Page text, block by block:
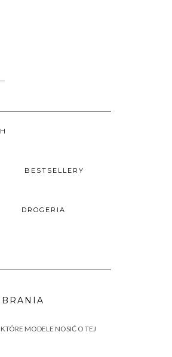
BESTSELLERY
DROGERIA
MODELE NOSIĆ O TEJ